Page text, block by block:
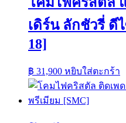
เดิร์น ลักชัวรี่ ดี
18]
฿ 31,900 หยิบใส่ตะกร้า